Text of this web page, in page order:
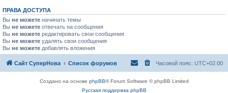
ПРАВА ДОСТУПА
Вы не можете начинать темы
Вы не можете отвечать на сообщения
Вы не можете редактировать свои сообщения
Вы не можете удалять свои сообщения
Вы не можете добавлять вложения
Сайт СуперНова Список форумов Часовой пояс: UTC+02:00
Создано на основе phpBB® Forum Software © phpBB Limited
Русская поддержка phpBB